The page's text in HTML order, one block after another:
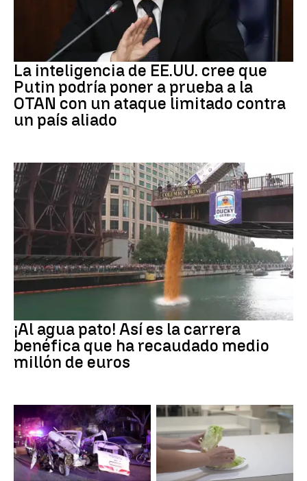
La inteligencia de EE.UU. cree que
Putin podría poner a prueba a la
OTAN con un ataque limitado contra
un país aliado
¡Al agua pato! Así es la carrera
benéfica que ha recaudado medio
millón de euros
SIRIA Brote